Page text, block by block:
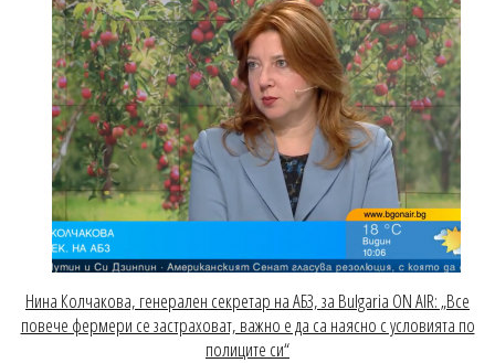
Нина Колчакова, генерален секретар на АБЗ, за Bulgaria ON AIR: „Все
повече фермери се застраховат, важно е да са наясно с условията по
полиците си“